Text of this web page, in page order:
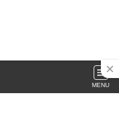
MENU